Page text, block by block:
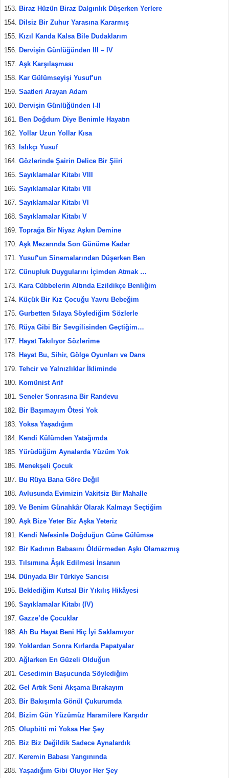
Biraz Hüzün Biraz Dalgınlık Düşerken Yerlere
Dilsiz Bir Zuhur Yarasına Kararmış
Kızıl Kanda Kalsa Bile Dudaklarım
Dervişin Günlüğünden III – IV
Aşk Karşılaşması
Kar Gülümseyişi Yusuf’un
Saatleri Arayan Adam
Dervişin Günlüğünden I-II
Ben Doğdum Diye Benimle Hayatın
Yollar Uzun Yollar Kısa
Islıkçı Yusuf
Gözlerinde Şairin Delice Bir Şiiri
Sayıklamalar Kitabı VIII
Sayıklamalar Kitabı VII
Sayıklamalar Kitabı VI
Sayıklamalar Kitabı V
Toprağa Bir Niyaz Aşkın Demine
Aşk Mezarında Son Günüme Kadar
Yusuf‘un Sinemalarından Düşerken Ben
Cünupluk Duygularını İçimden Atmak …
Kara Cübbelerin Altında Ezildikçe Benliğim
Küçük Bir Kız Çocuğu Yavru Bebeğim
Gurbetten Sılaya Söylediğim Sözlerle
Rüya Gibi Bir Sevgilisinden Geçtiğim…
Hayat Takılıyor Sözlerime
Hayat Bu, Sihir, Gölge Oyunları ve Dans
Tehcir ve Yalnızlıklar İkliminde
Komünist Arif
Seneler Sonrasına Bir Randevu
Bir Başımayım Ötesi Yok
Yoksa Yaşadığım
Kendi Külümden Yatağımda
Yürüdüğüm Aynalarda Yüzüm Yok
Menekşeli Çocuk
Bu Rüya Bana Göre Değil
Avlusunda Evimizin Vakitsiz Bir Mahalle
Ve Benim Günahkâr Olarak Kalmayı Seçtiğim
Aşk Bize Yeter Biz Aşka Yeteriz
Kendi Nefesinle Doğduğun Güne Gülümse
Bir Kadının Babasını Öldürmeden Aşkı Olamazmış
Tılsımına Âşık Edilmesi İnsanın
Dünyada Bir Türkiye Sancısı
Beklediğim Kutsal Bir Yıkılış Hikâyesi
Sayıklamalar Kitabı (IV)
Gazze’de Çocuklar
Ah Bu Hayat Beni Hiç İyi Saklamıyor
Yoklardan Sonra Kırlarda Papatyalar
Ağlarken En Güzeli Olduğun
Cesedimin Başucunda Söylediğim
Gel Artık Seni Akşama Bırakayım
Bir Bakışımla Gönül Çukurumda
Bizim Gün Yüzümüz Haramilere Karşıdır
Olupbitti mi Yoksa Her Şey
Biz Biz Değildik Sadece Aynalardık
Keremin Babası Yangınında
Yaşadığım Gibi Oluyor Her Şey